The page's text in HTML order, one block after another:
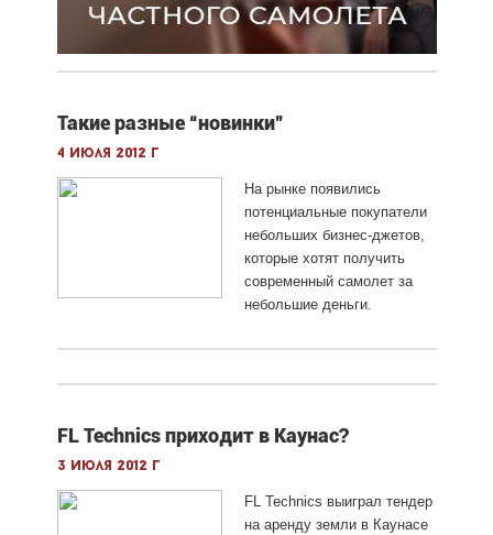
Такие разные “новинки”
4 июля 2012 г
На рынке появились
потенциальные покупатели
небольших бизнес-джетов,
которые хотят получить
современный самолет за
небольшие деньги.
FL Technics приходит в Каунас?
3 июля 2012 г
FL Technics выиграл тендер
на аренду земли в Каунасе